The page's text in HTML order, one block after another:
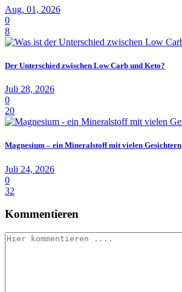
Aug. 01, 2026
0
8
Der Unterschied zwischen Low Carb und Keto?
Juli 28, 2026
0
20
Magnesium – ein Mineralstoff mit vielen Gesichtern
Juli 24, 2026
0
32
Kommentieren